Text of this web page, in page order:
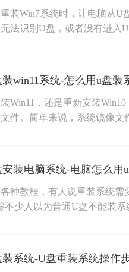
装Win7系统时，让电脑从U
法识别U盘，或者没有进入
win11系统-怎么用u盘装
Win11，还是重新安装
件。简单来说，系统镜像
装电脑系统-电脑怎么用
种教程，有人说重装系统需
不少人以为普通U盘不能装
系统-U盘重装系统操作